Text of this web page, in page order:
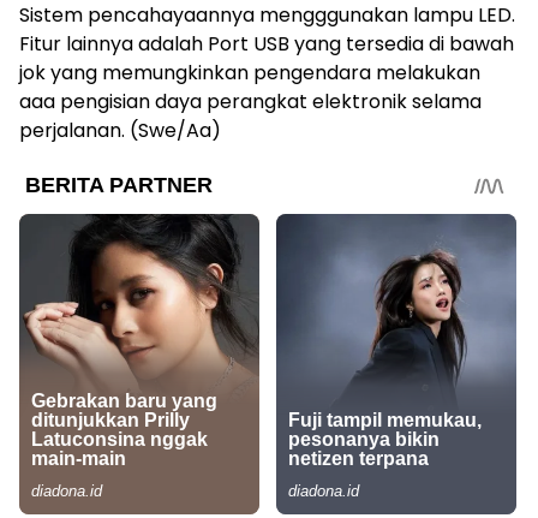
Sistem pencahayaannya mengggunakan lampu LED.
Fitur lainnya adalah Port USB yang tersedia di bawah
jok yang memungkinkan pengendara melakukan
aaa pengisian daya perangkat elektronik selama
perjalanan. (Swe/Aa)